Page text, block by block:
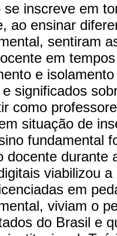
se inscreve em
ao ensinar
sentiram
em
e
significados
como
situação de
fundamental
docente durante
viabilizou
em
viviam o
do Brasil e